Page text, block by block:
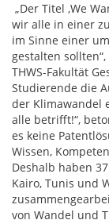
„Der Titel ,We
wir alle in einer
im Sinne einer
gestalten
THWS-Fakultät
Studierende die
der Klimawandel
alle betrifft!“,
es keine
Wissen,
Deshalb haben
Kairo, Tunis und
von Wandel und